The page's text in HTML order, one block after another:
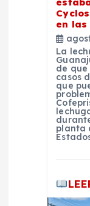
en las
La
de
casos
que
planta